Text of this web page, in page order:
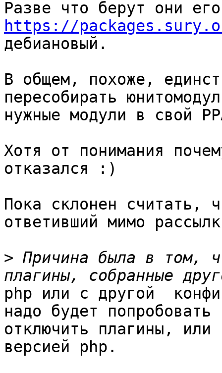
https://
дебиановый.
В общем, похоже,
пересобирать
нужные модули в свой
Хотя от понимания
отказался :)
Пока склонен считать,
ответивший мимо
> Причина была в том,
php или с другой
надо будет попробовать
отключить плагины, или
версией php.